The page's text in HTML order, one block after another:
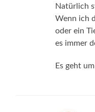
Natürlich
Wenn ich
oder ein
es immer
Es geht